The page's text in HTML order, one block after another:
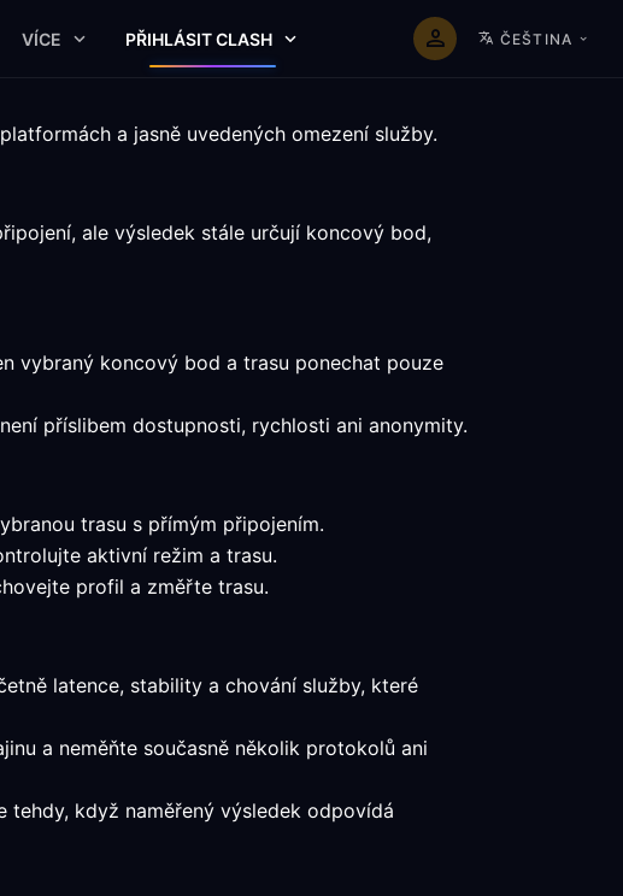
VÍCE PŘIHLÁSIT CLASH ČEŠTINA
a jasně uvedených omezení služby.
ale výsledek stále určují koncový bod,
vybraný koncový bod a trasu ponechat pouze
příslibem dostupnosti, rychlosti ani anonymity.
trasu s přímým připojením.
aktivní režim a trasu.
profil a změřte trasu.
latence, stability a chování služby, které
a neměňte současně několik protokolů ani
když naměřený výsledek odpovídá